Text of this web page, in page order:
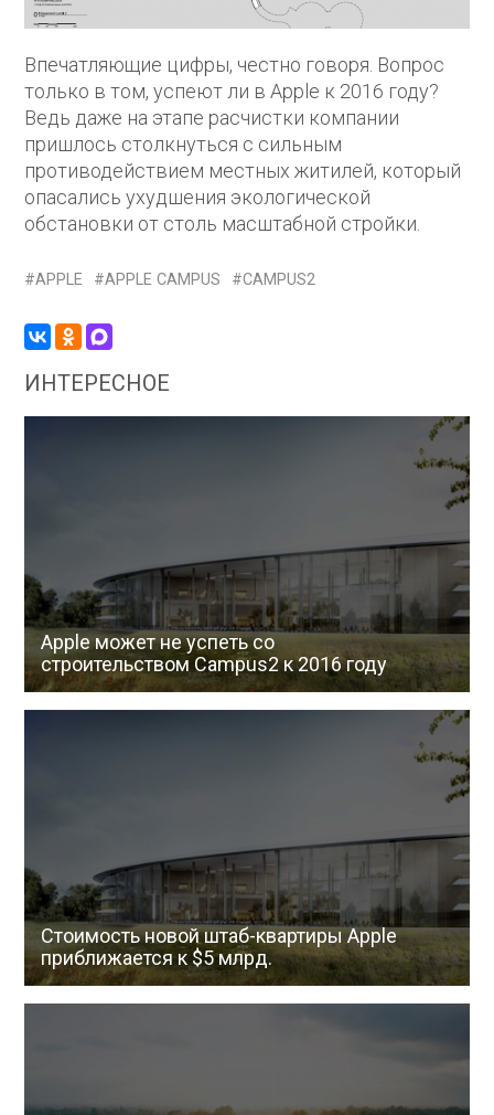
Впечатляющие цифры, честно говоря. Вопрос
только в том, успеют ли в Apple к 2016 году?
Ведь даже на этапе расчистки компании
пришлось столкнуться с сильным
противодействием местных житилей, который
опасались ухудшения экологической
обстановки от столь масштабной стройки.
APPLE APPLE CAMPUS CAMPUS2
ИНТЕРЕСНОЕ
Apple может не успеть со
строительством Campus2 к 2016 году
Стоимость новой штаб-квартиры Apple
приближается к $5 млрд.